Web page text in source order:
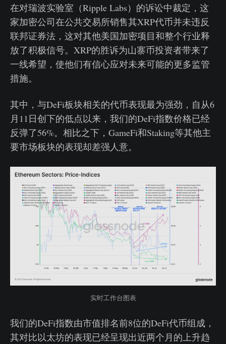
在对瑞波实验室（Ripple Labs）的诉讼中裁定，这
家加密公司在公共交易所销售其XRP代币并未违反
联邦证券法，这对其他美国加密项目和整个行业释
放了积极信号。XRP的胜诉为山寨币投资者带来了
一线希望，使他们有信心应对未来可能的更多监管
措施。
其中，与DeFi板块相关的代币表现最为强劲，自从6
月11日创下的低点以来，我们的DeFi指数价格已经
反弹了56%。相比之下，GameFi和Staking等其他主
要市场板块的表现却差强人意。
实时工作台图表
我们的DeFi指数由市值排名前8位的DeFi代币组成，
其对比以太坊的表现已经呈现出近两个月的上升趋